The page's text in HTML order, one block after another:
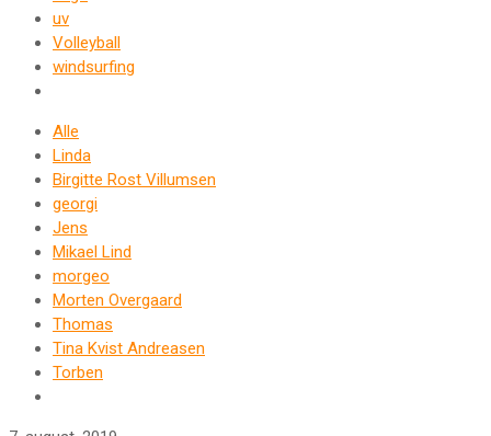
uv
Volleyball
windsurfing
Alle
Linda
Birgitte Rost Villumsen
georgi
Jens
Mikael Lind
morgeo
Morten Overgaard
Thomas
Tina Kvist Andreasen
Torben